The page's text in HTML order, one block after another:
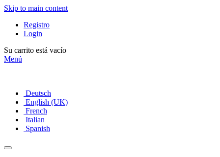
Skip to main content
Registro
Login
Su carrito está vacío
Menú
Deutsch
English (UK)
French
Italian
Spanish